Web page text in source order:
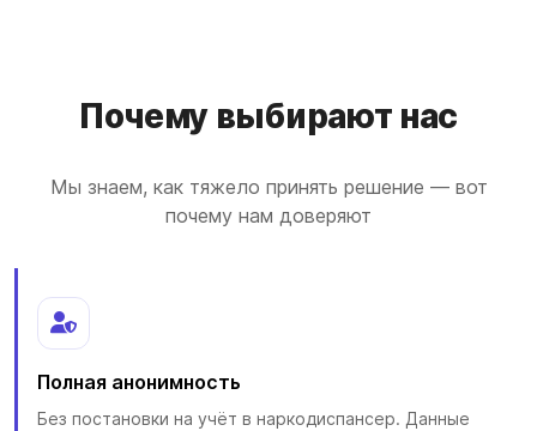
Почему выбирают нас
Мы знаем, как тяжело принять решение — вот
почему нам доверяют
Полная анонимность
Без постановки на учёт в наркодиспансер. Данные